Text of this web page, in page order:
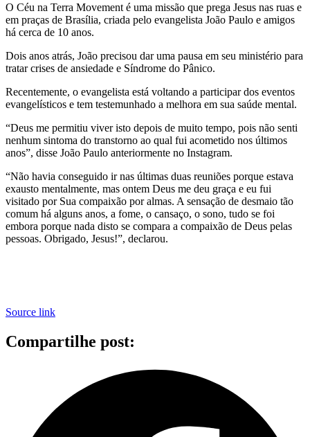
O Céu na Terra Movement é uma missão que prega Jesus nas ruas e
em praças de Brasília, criada pelo evangelista João Paulo e amigos
há cerca de 10 anos.
Dois anos atrás, João precisou dar uma pausa em seu ministério para
tratar crises de ansiedade e Síndrome do Pânico.
Recentemente, o evangelista está voltando a participar dos eventos
evangelísticos e tem testemunhado a melhora em sua saúde mental.
“Deus me permitiu viver isto depois de muito tempo, pois não senti
nenhum sintoma do transtorno ao qual fui acometido nos últimos
anos”, disse João Paulo anteriormente no Instagram.
“Não havia conseguido ir nas últimas duas reuniões porque estava
exausto mentalmente, mas ontem Deus me deu graça e eu fui
visitado por Sua compaixão por almas. A sensação de desmaio tão
comum há alguns anos, a fome, o cansaço, o sono, tudo se foi
embora porque nada disto se compara a compaixão de Deus pelas
pessoas. Obrigado, Jesus!”, declarou.
Source link
Compartilhe post: